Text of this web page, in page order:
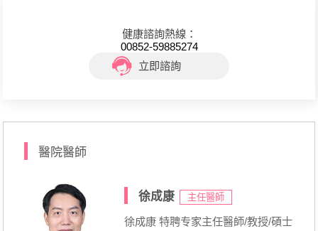
健康諮詢熱線：
00852-59885274
立即諮詢
醫院醫師
徐成康 主任醫師
徐成康 特聘专家主任醫師/教授/碩士